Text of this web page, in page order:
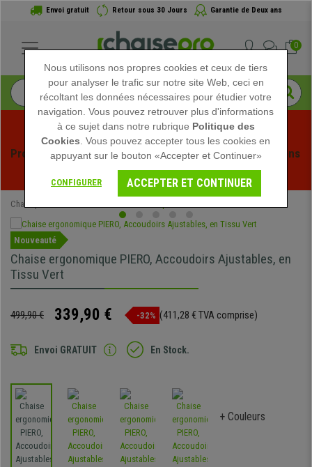
Envoi gratuit Retour sous 30 Jours Garantie de Deux ans
0
Profitez des soldes d'été chez Chaisepro ! Des réductions
exclusives pour une durée limitée - Voir l'offre
Chaisepro
Nouveauté
Chaise ergonomique PIERO, Accoudoirs Ajustables, en
Tissu Vert
499,90 € 339,90 € -32% (411,28 € TVA comprise)
Envoi GRATUIT En Stock.
+ Couleurs
Nous utilisons nos propres cookies et ceux de tiers
pour analyser le trafic sur notre site Web, ceci en
récoltant les données nécessaires pour étudier votre
navigation. Vous pouvez retrouver plus d'informations
à ce sujet dans notre rubrique Politique des
Cookies . Vous pouvez accepter tous les cookies en
appuyant sur le bouton «Accepter et Continuer»
CONFIGURER ACCEPTER ET CONTINUER